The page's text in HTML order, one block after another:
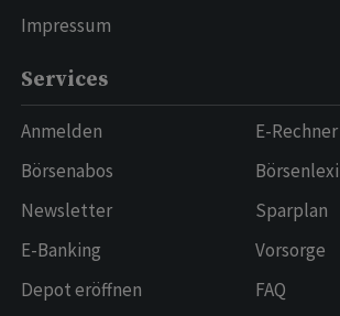
Impressum
Services
Anmelden
Börsenabos
Newsletter
E-Banking
Depot eröffnen
E-Rechner
Sparplan
Vorsorge
FAQ